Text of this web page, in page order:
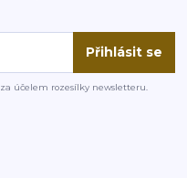
Přihlásit se
za účelem rozesílky newsletteru.